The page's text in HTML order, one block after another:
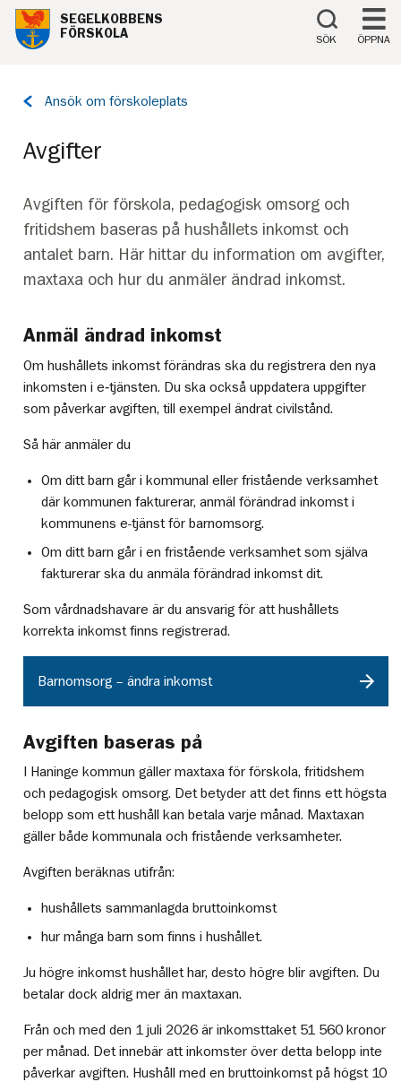
Till innehåll på sidan
SEGELKOBBENS
FÖRSKOLA
SÖK ÖPPNA
Tillbaka
Ansök om förskoleplats
Avgifter
Avgiften för förskola, pedagogisk omsorg och
fritidshem baseras på hushållets inkomst och
antalet barn. Här hittar du information om avgifter,
maxtaxa och hur du anmäler ändrad inkomst.
Anmäl ändrad inkomst
Om hushållets inkomst förändras ska du registrera den nya
inkomsten i e‑tjänsten. Du ska också uppdatera uppgifter
som påverkar avgiften, till exempel ändrat civilstånd.
Så här anmäler du
Om ditt barn går i kommunal eller fristående verksamhet
där kommunen fakturerar, anmäl förändrad inkomst i
kommunens e-tjänst för barnomsorg.
Om ditt barn går i en fristående verksamhet som själva
fakturerar ska du anmäla förändrad inkomst dit.
Som vårdnadshavare är du ansvarig för att hushållets
korrekta inkomst finns registrerad.
Barnomsorg – ändra inkomst
Avgiften baseras på
I Haninge kommun gäller maxtaxa för förskola, fritidshem
och pedagogisk omsorg. Det betyder att det finns ett högsta
belopp som ett hushåll kan betala varje månad. Maxtaxan
gäller både kommunala och fristående verksamheter.
Avgiften beräknas utifrån:
hushållets sammanlagda bruttoinkomst
hur många barn som finns i hushållet.
Ju högre inkomst hushållet har, desto högre blir avgiften. Du
betalar dock aldrig mer än maxtaxan.
Från och med den 1 juli 2026 är inkomsttaket 51 560 kronor
per månad. Det innebär att inkomster över detta belopp inte
påverkar avgiften. Hushåll med en bruttoinkomst på högst 10